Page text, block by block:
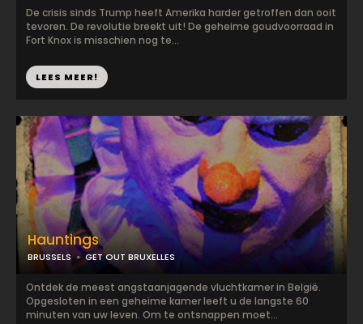
De crisis sinds Trump heeft Amerika harder getroffen dan ooit
tevoren. De revolutie breekt uit! De geheime goudvoorraad in
Fort Knox is misschien nog te...
LEES MEER!
Hauntings
BRUSSELS GET OUT BRUXELLES
Ontdek de meest angstaanjagende vluchtkamer in België.
Opgesloten in een geheime kamer leeft u de langste 60
minuten van uw leven. Om te ontsnappen moet...